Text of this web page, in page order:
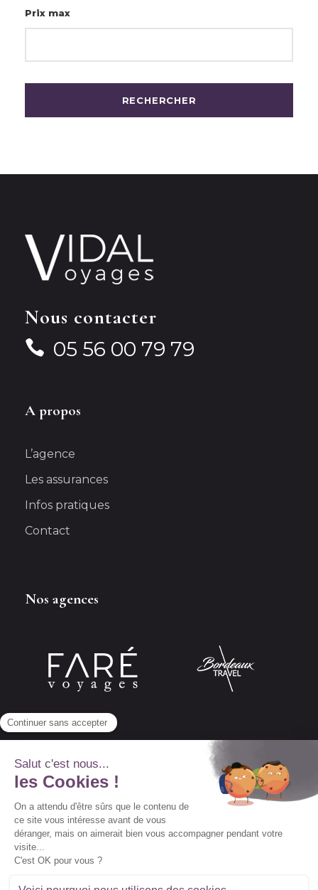
Prix max
Nous contacter
05 56 00 79 79
A propos
L’agence
Les assurances
Infos pratiques
Contact
Nos agences
Abonnez-vous à notre newsletter